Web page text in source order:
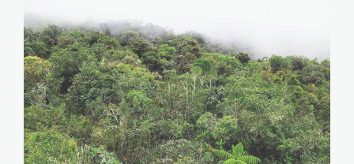
bosque-villa-
rica_SPDA